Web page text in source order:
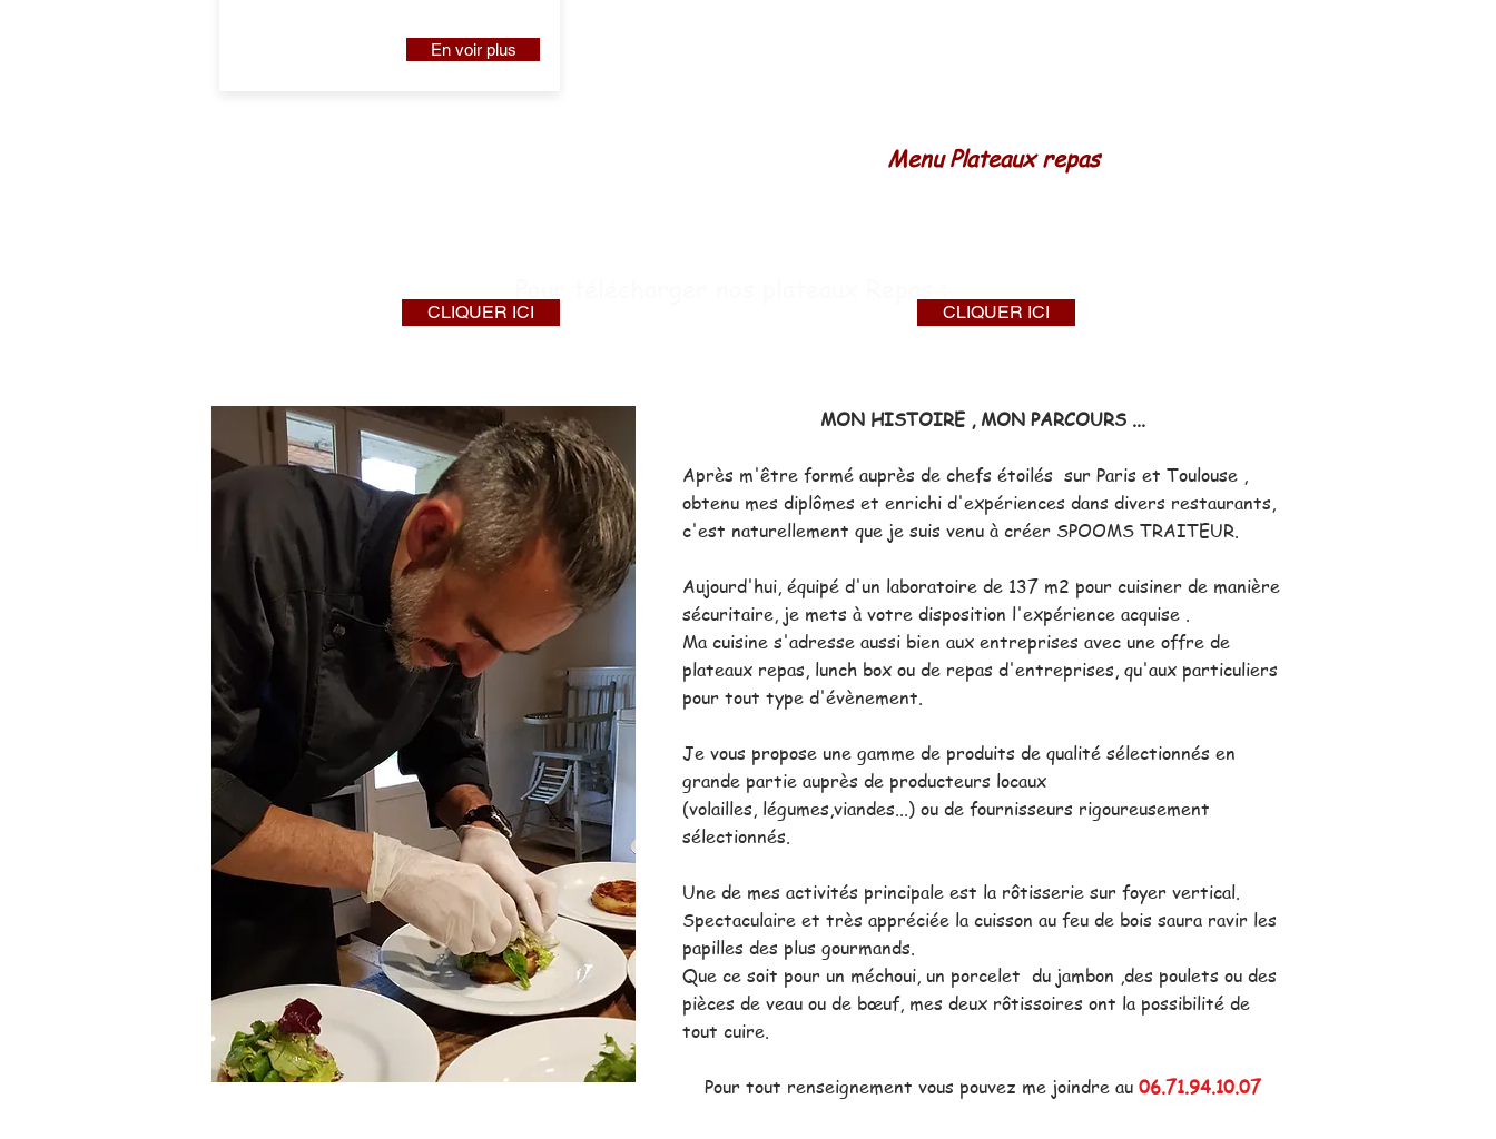
En voir plus
Menu Plateaux repas
CLIQUER ICI CLIQUER ICI
MON HISTOIRE , MON PARCOURS ...
Après m'être formé auprès de chefs étoilés sur Paris et Toulouse ,
obtenu mes diplômes et enrichi d'expériences dans divers restaurants,
c'est naturellement que je suis venu à créer SPOOMS TRAITEUR.
Aujourd'hui, équipé d'un laboratoire de 137 m2 pour cuisiner de manière
sécuritaire, je mets à votre disposition l'expérience acquise .
Ma cuisine s'adresse aussi bien aux entreprises avec une offre de
plateaux repas, lunch box ou de repas d'entreprises, qu'aux particuliers
pour tout type d'évènement.
Je vous propose une gamme de produits de qualité sélectionnés en
grande partie auprès de producteurs locaux
(volailles, légumes,viandes...) ou de fournisseurs rigoureusement
sélectionnés.
Une de mes activités principale est la rôtisserie sur foyer vertical.
Spectaculaire et très appréciée la cuisson au feu de bois saura ravir les
papilles des plus gourmands.
Que ce soit pour un méchoui, un porcelet du jambon ,des poulets ou des
pièces de veau ou de bœuf, mes deux rôtissoires ont la possibilité de
tout cuire.
Pour tout renseignement vous pouvez me joindre au 06.71.94.10.07